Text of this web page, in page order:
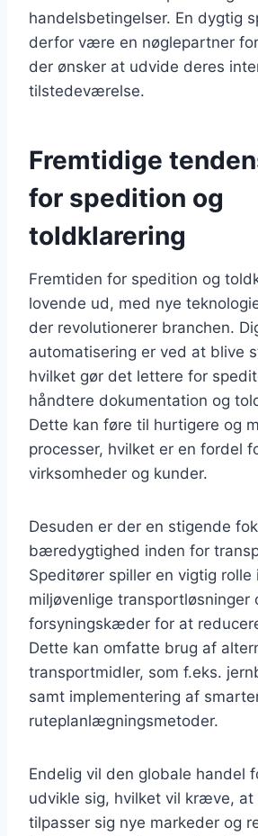
handelsbetingelser. En dygtig
derfor være en nøglepartner
der ønsker at udvide deres
tilstedeværelse.
Fremtidige
for spedition og
toldklarering
Fremtiden for spedition og
lovende ud, med nye
der revolutionerer branchen.
automatisering er ved at blive
hvilket gør det lettere for
håndtere dokumentation og
Dette kan føre til hurtigere og
processer, hvilket er en fordel
virksomheder og kunder.
Desuden er der en stigende
bæredygtighed inden for
Speditører spiller en vigtig rolle
miljøvenlige transportløsninger
forsyningskæder for at
Dette kan omfatte brug af
transportmidler, som f.eks.
samt implementering af
ruteplanlægningsmetoder.
Endelig vil den globale
udvikle sig, hvilket vil kræve, at
tilpasser sig nye markeder og